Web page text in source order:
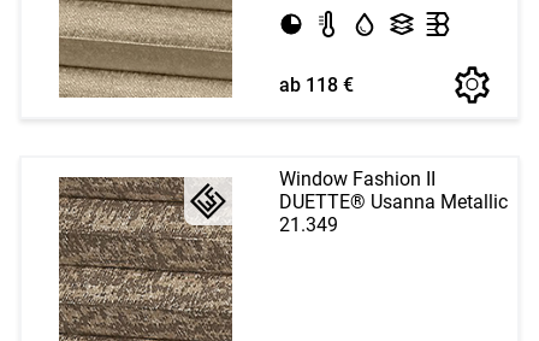
ab 118 €
Window Fashion II
DUETTE® Usanna Metallic
21.349